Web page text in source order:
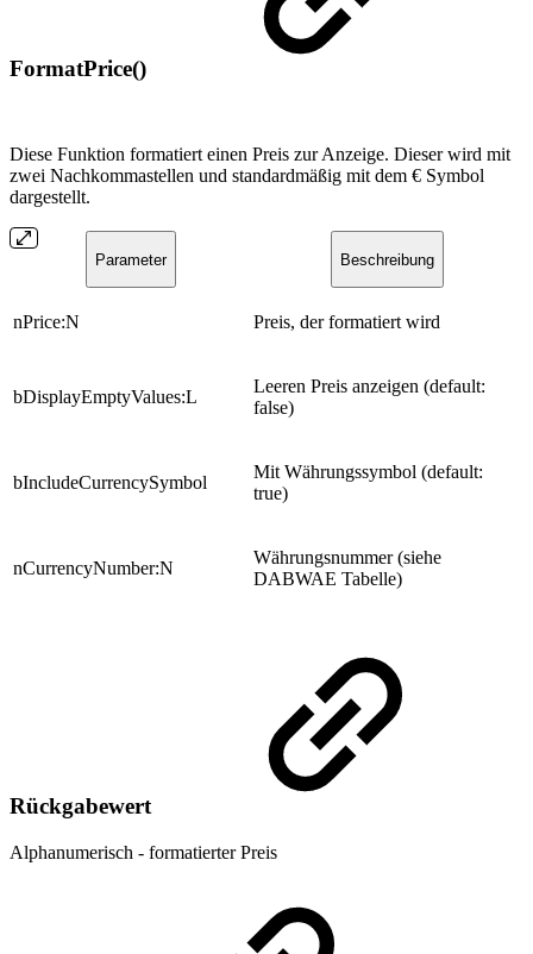
FormatPrice()
Diese Funktion formatiert einen Preis zur Anzeige. Dieser wird mit
zwei Nachkommastellen und standardmäßig mit dem € Symbol
dargestellt.
Parameter Beschreibung
nPrice:N Preis, der formatiert wird
bDisplayEmptyValues:L
Leeren Preis anzeigen (default:
false)
bIncludeCurrencySymbol
Mit Währungssymbol (default:
true)
nCurrencyNumber:N
Währungsnummer (siehe
DABWAE Tabelle)
Rückgabewert
Alphanumerisch - formatierter Preis